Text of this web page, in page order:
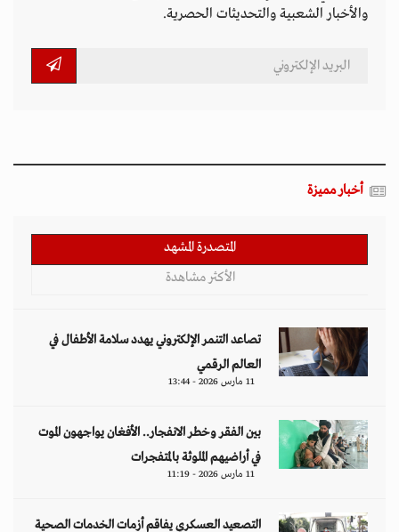
والأخبار الشعبية والتحديثات الحصرية.
أخبار مميزة
المتصدرة المشهد
الأكثر مشاهدة
تصاعد التنمر الإلكتروني يهدد سلامة الأطفال في
العالم الرقمي
11 مارس 2026 - 13:44
بين الفقر وخطر الانفجار.. الأفغان يواجهون الموت
في أراضيهم الملوثة بالمتفجرات
11 مارس 2026 - 11:19
التصعيد العسكري يفاقم أزمات الخدمات الصحية